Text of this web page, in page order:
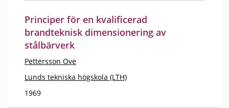
Principer för en kvalificerad
brandteknisk dimensionering av
stålbärverk
Pettersson Ove
Lunds tekniska högskola (LTH)
1969